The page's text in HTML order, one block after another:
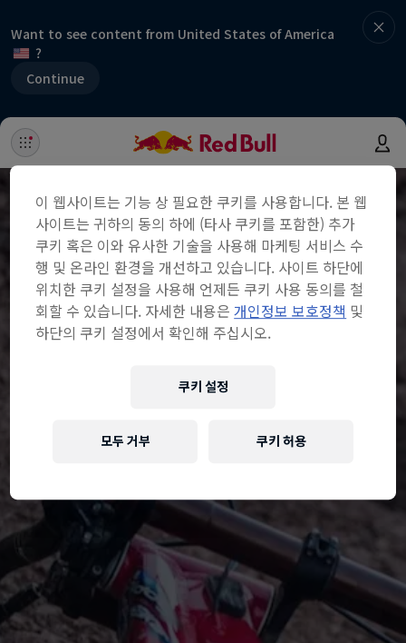
Want to see content from United States of America
?
Continue
이 웹사이트는 기능 상 필요한 쿠키를 사용합니다. 본 웹
사이트는 귀하의 동의 하에 (타사 쿠키를 포함한) 추가
쿠키 혹은 이와 유사한 기술을 사용해 마케팅 서비스 수
행 및 온라인 환경을 개선하고 있습니다. 사이트 하단에
위치한 쿠키 설정을 사용해 언제든 쿠키 사용 동의를 철
회할 수 있습니다. 자세한 내용은개인정보 보호정책 및
하단의 쿠키 설정에서 확인해 주십시오.
쿠키 설정
모두 거부 쿠키 허용